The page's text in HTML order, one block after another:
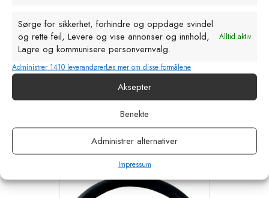
Sørge for sikkerhet, forhindre og oppdage svindel
og rette feil, Levere og vise annonser og innhold,
Lagre og kommunisere personvernvalg.
Alltid aktiv
Administrer 1410 leverandørerLes mer om disse formålene
Aksepter
Benekte
Administrer alternativer
Impressum
Ryggtank 2.5 liter. for HSW
331,00 eks. MVA